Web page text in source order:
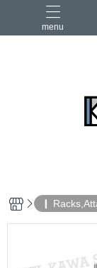
menu
二柱／四柱／農
史密斯／ Cable
槓片／啞鈴／壺
❙
nts